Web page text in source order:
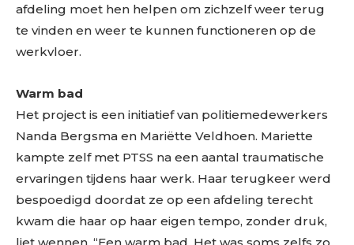
afdeling moet hen helpen om zichzelf weer terug
te vinden en weer te kunnen functioneren op de
werkvloer.
Warm bad
Het project is een initiatief van politiemedewerkers
Nanda Bergsma en Mariëtte Veldhoen. Mariette
kampte zelf met PTSS na een aantal traumatische
ervaringen tijdens haar werk. Haar terugkeer werd
bespoedigd doordat ze op een afdeling terecht
kwam die haar op haar eigen tempo, zonder druk,